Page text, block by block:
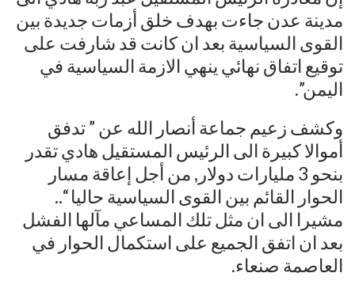
مدينة عدن جاءت بهدف خلق أزمات جديدة بين
القوى السياسية بعد ان كانت قد شارفت على
توقيع اتفاق نهائي ينهي الازمة السياسية في
اليمن”.
وكشف زعيم جماعة أنصار الله عن ” تدفق
أموالا كبيرة الى الرئيس المستقيل هادي تقدر
بنحو 3 مليارات دولار, من أجل إعاقة مسار
الحوار القائم بين القوى السياسية حاليا “..
مشيرا الى ان مثل تلك المساعي مآلها الفشل
بعد ان اتفق الجميع على استكمال الحوار في
العاصمة صنعاء.